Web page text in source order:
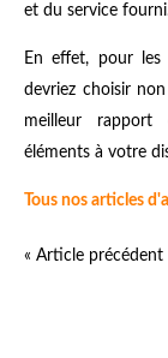
et du service
En effet, pour les
devriez choisir
meilleur rapport
éléments à votre
Tous nos articles
« Article précédent